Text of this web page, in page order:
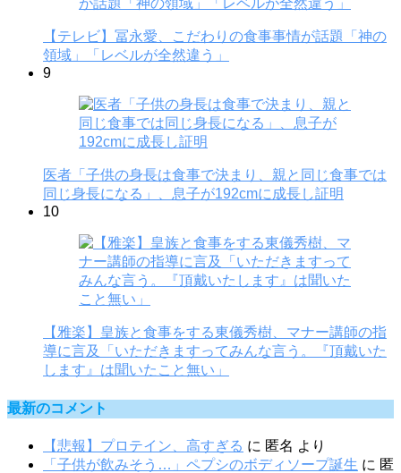
【テレビ】冨永愛、こだわりの食事事情が話題「神の
領域」「レベルが全然違う」
9
医者「子供の身長は食事で決まり、親と同じ食事では
同じ身長になる」、息子が192cmに成長し証明
10
【雅楽】皇族と食事をする東儀秀樹、マナー講師の指
導に言及「いただきますってみんな言う。『頂戴いた
します』は聞いたこと無い」
最新のコメント
【悲報】プロテイン、高すぎる に 匿名 より
「子供が飲みそう…」ペプシのボディソープ誕生 に 匿